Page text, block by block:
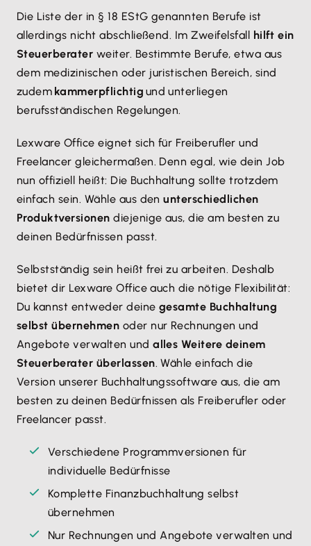
Die Liste der in § 18 EStG genannten Berufe ist
allerdings nicht abschließend. Im Zweifelsfall hilft ein
Steuerberater weiter. Bestimmte Berufe, etwa aus
dem medizinischen oder juristischen Bereich, sind
zudem kammerpflichtig und unterliegen
berufsständischen Regelungen.
Lexware Office eignet sich für Freiberufler und
Freelancer gleichermaßen. Denn egal, wie dein Job
nun offiziell heißt: Die Buchhaltung sollte trotzdem
einfach sein. Wähle aus denunterschiedlichen
Produktversionen diejenige aus, die am besten zu
deinen Bedürfnissen passt.
Selbstständig sein heißt frei zu arbeiten. Deshalb
bietet dir Lexware Office auch die nötige Flexibilität:
Du kannst entweder deine gesamte Buchhaltung
selbst übernehmen oder nur Rechnungen und
Angebote verwalten undalles Weitere deinem
Steuerberater überlassen. Wähle einfach die
Version unserer Buchhaltungssoftware aus, die am
besten zu deinen Bedürfnissen als Freiberufler oder
Freelancer passt.
Verschiedene Programmversionen für
individuelle Bedürfnisse
Komplette Finanzbuchhaltung selbst
übernehmen
Nur Rechnungen und Angebote verwalten und